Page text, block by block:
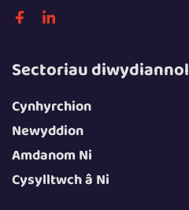
Sectoriau diwydiannol
Cynhyrchion
Newyddion
Amdanom Ni
Cysylltwch â Ni